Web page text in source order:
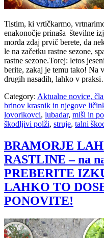
Tistim, ki vrtičkarmo,
enakonočje prinaša številne
morda zdaj prvič berete, da
le na začetku rastne sezone,
rastne sezone.Torej: letos
berite, zakaj je temu tako! Na
drugih nasadih, lahko v
Category: Aktualne novice,
brinov krasnik in njegove
lovorikovci, lubadar, miši in
škodljivi polži, struje, talni
BRAMORJE
RASTLINE – na
PREBERITE
LAHKO TO
PONOVITE!